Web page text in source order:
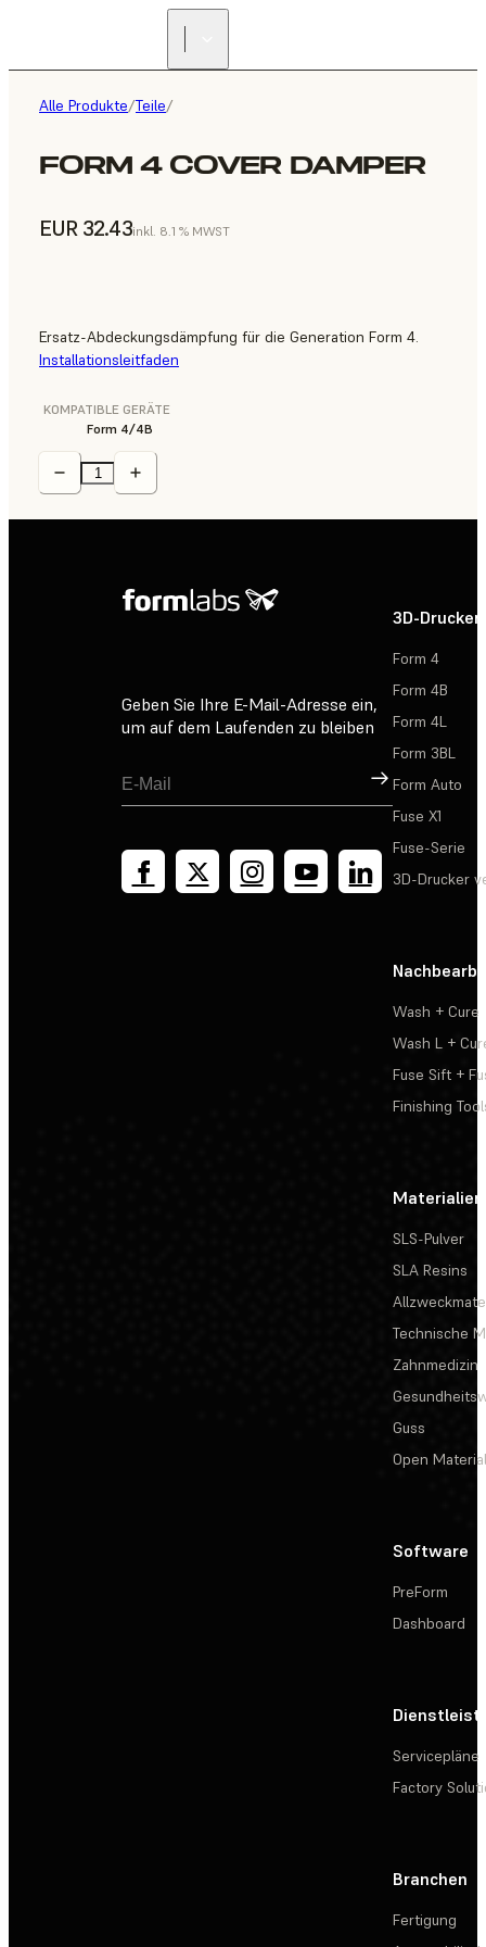
Alle Produkte/Teile/
FORM 4 COVER DAMPER
EUR 32.43inkl. 8.1 % MWST
Ersatz-Abdeckungsdämpfung für die Generation Form 4.
Installationsleitfaden
KOMPATIBLE GERÄTE
Form 4/4B
Geben Sie Ihre E-Mail-Adresse ein,
um auf dem Laufenden zu bleiben
Registrieren
3D-Drucker
Form 4
Form 4B
Form 4L
Form 3BL
Form Auto
Fuse X1
Fuse-Serie
3D-Drucker
Wash + Cure
Wash L +
Fuse Sift +
Finishing
Materialien
SLS-Pulver
SLA Resins
Technische
Zahnmedizin
Guss
Open
Software
PreForm
Dashboard
Servicepläne
Factory
Branchen
Fertigung